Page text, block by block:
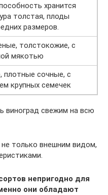
хранится
толстая, плоды
размеров.
толстокожие, с
мякотью
плотные сочные, с
крупных семечек
виноград свежим на всю
только внешним видом,
непригодно для
они обладают